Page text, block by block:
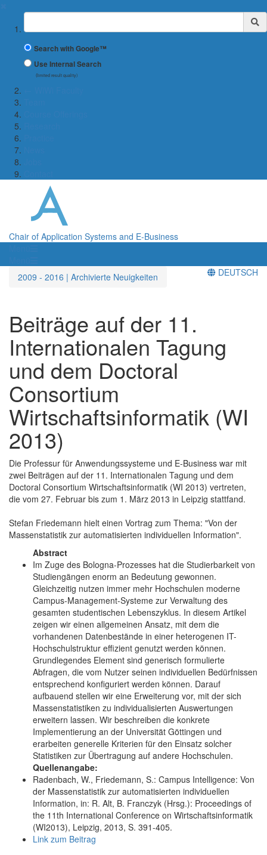
Suchbegriff
Search with Google™
Use Internal Search
(limited result quality)
Chair of Application Systems and E-Business
2009 - 2016 | Archivierte Neuigkeiten
DEUTSCH
Beiträge auf der 11.
Internationalen Tagung
und dem Doctoral
Consortium
Wirtschaftsinformatik (WI
2013)
Die Professur für Anwendungssysteme und E-Business war mit
zwei Beiträgen auf der 11. Internationalen Tagung und dem
Doctoral Consortium Wirtschaftsinformatik (WI 2013) vertreten,
die vom 27. Februar bis zum 1. März 2013 in Leipzig stattfand.
Stefan Friedemann hielt einen Vortrag zum Thema: "Von der
Massenstatistik zur automatisierten individuellen Information".
Abstract
Im Zuge des Bologna-Prozesses hat die Studierbarkeit von
Studiengängen enorm an Bedeutung gewonnen.
Gleichzeitig nutzen immer mehr Hochschulen moderne
Campus-Management-Systeme zur Verwaltung des
gesamten studentischen Lebenszyklus. In diesem Artikel
zeigen wir einen allgemeinen Ansatz, mit dem die
vorhandenen Datenbestände in einer heterogenen IT-
Hochschulstruktur effizient genutzt werden können.
Grundlegendes Element sind generisch formulierte
Abfragen, die vom Nutzer seinen individuellen Bedürfnissen
entsprechend konfiguriert werden können. Darauf
aufbauend stellen wir eine Erweiterung vor, mit der sich
Massenstatistiken zu individualisierten Auswertungen
erweitern lassen. Wir beschreiben die konkrete
Implementierung an der Universität Göttingen und
erarbeiten generelle Kriterien für den Einsatz solcher
Statistiken zur Übertragung auf andere Hochschulen.
Quellenangabe:
Radenbach, W., Friedemann, S.: Campus Intelligence: Von
der Massenstatistik zur automatisierten individuellen
Information, in: R. Alt, B. Franczyk (Hrsg.): Proceedings of
the 11th International Conference on Wirtschaftsinformatik
(WI2013), Leipzig, 2013, S. 391-405.
Link zum Beitrag